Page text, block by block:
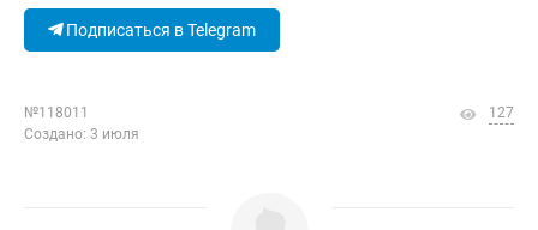
Подписаться в Telegram
№118011
Создано: 3 июля
127